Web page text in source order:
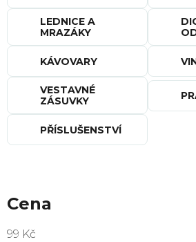
LEDNICE A
MRAZÁKY
KÁVOVARY
VESTAVNÉ
ZÁSUVKY
PŘÍSLUŠENSTVÍ
Cena
99 Kč